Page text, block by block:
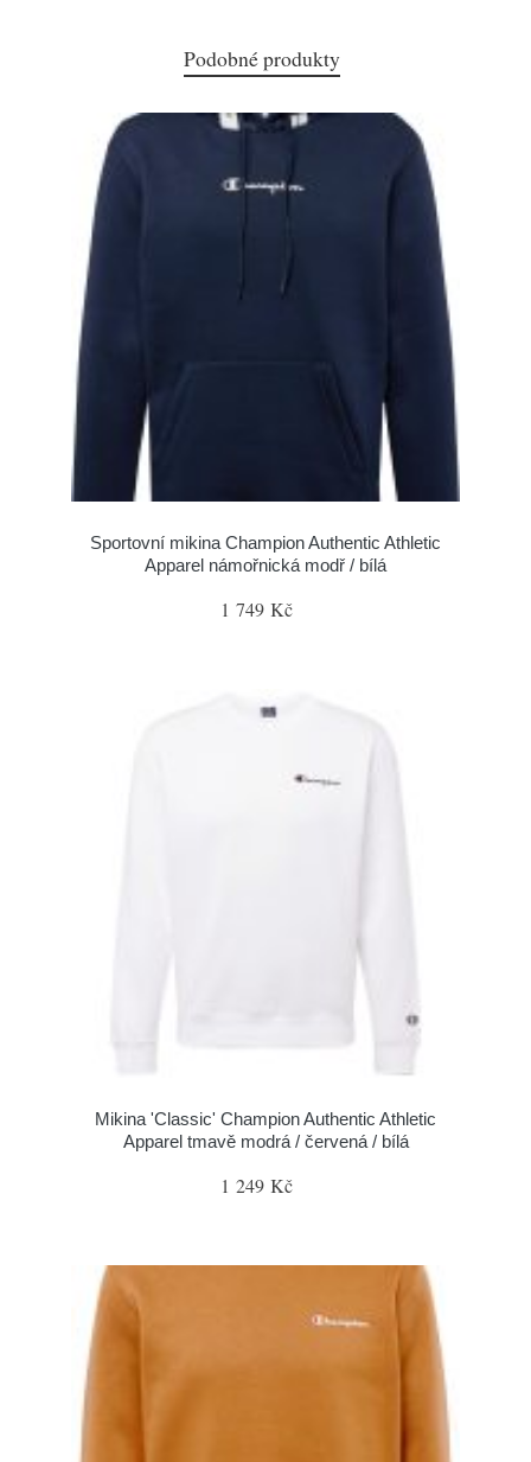
Podobné produkty
Sportovní mikina Champion Authentic Athletic
Apparel námořnická modř / bílá
1 749 Kč
Mikina 'Classic' Champion Authentic Athletic
Apparel tmavě modrá / červená / bílá
1 249 Kč